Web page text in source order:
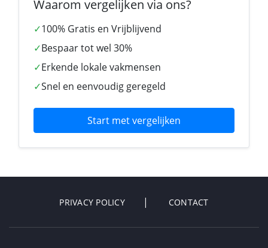
Waarom vergelijken via ons?
✓100% Gratis en Vrijblijvend
✓Bespaar tot wel 30%
✓Erkende lokale vakmensen
✓Snel en eenvoudig geregeld
Start met vergelijken
PRIVACY POLICY CONTACT